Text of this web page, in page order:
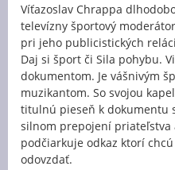
Víťazoslav Chrappa
televízny športový
pri jeho publicistických
Daj si šport či Sila pohybu.
dokumentom. Je vášnivým
muzikantom. So svojou
titulnú pieseň k dokumentu
silnom prepojení priateľstva
podčiarkuje odkaz ktorí
odovzdať.